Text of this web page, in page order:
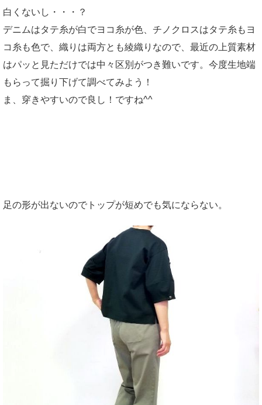
白くないし・・・？
デニムはタテ糸が白でヨコ糸が色、チノクロスはタテ糸もヨ
コ糸も色で、織りは両方とも綾織りなので、最近の上質素材
はパッと見ただけでは中々区別がつき難いです。今度生地端
もらって掘り下げて調べてみよう！
ま、穿きやすいので良し！ですね^^
足の形が出ないのでトップが短めでも気にならない。